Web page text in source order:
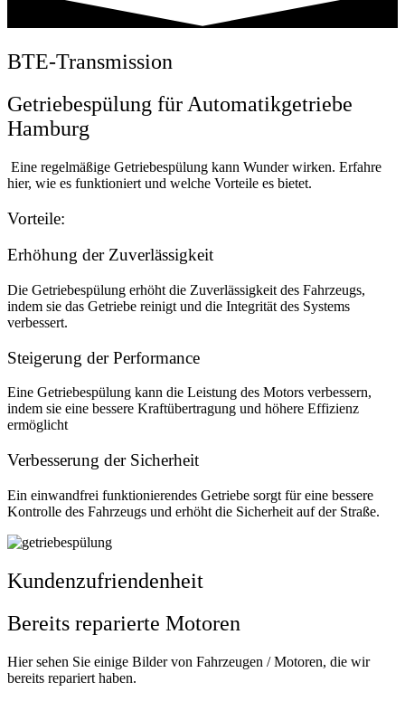
BTE-Transmission
Getriebespülung für Automatikgetriebe
Hamburg
Eine regelmäßige Getriebespülung kann Wunder wirken. Erfahre
hier, wie es funktioniert und welche Vorteile es bietet.
Vorteile:
Erhöhung der Zuverlässigkeit
Die Getriebespülung erhöht die Zuverlässigkeit des Fahrzeugs,
indem sie das Getriebe reinigt und die Integrität des Systems
verbessert.
Steigerung der Performance
Eine Getriebespülung kann die Leistung des Motors verbessern,
indem sie eine bessere Kraftübertragung und höhere Effizienz
ermöglicht
Verbesserung der Sicherheit
Ein einwandfrei funktionierendes Getriebe sorgt für eine bessere
Kontrolle des Fahrzeugs und erhöht die Sicherheit auf der Straße.
Kundenzufriendenheit
Bereits reparierte Motoren
Hier sehen Sie einige Bilder von Fahrzeugen / Motoren, die wir
bereits repariert haben.